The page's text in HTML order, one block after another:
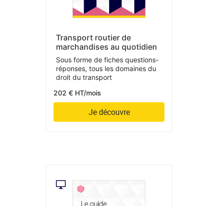
Transport routier de
marchandises au quotidien
Sous forme de fiches questions-
réponses, tous les domaines du
droit du transport
202 € HT/mois
Je découvre